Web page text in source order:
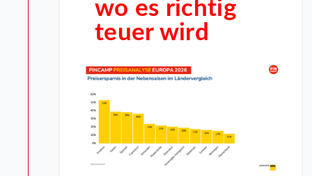
wo es richtig
teuer wird